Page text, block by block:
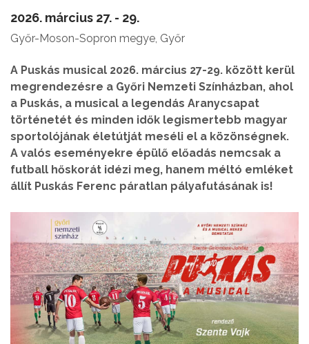
2026. március 27. - 29.
Győr-Moson-Sopron megye, Győr
A Puskás musical 2026. március 27-29. között kerül
megrendezésre a Győri Nemzeti Színházban, ahol
a Puskás, a musical a legendás Aranycsapat
történetét és minden idők legismertebb magyar
sportolójának életútját meséli el a közönségnek.
A valós eseményekre épülő előadás nemcsak a
futball hőskorát idézi meg, hanem méltó emléket
állít Puskás Ferenc páratlan pályafutásának is!